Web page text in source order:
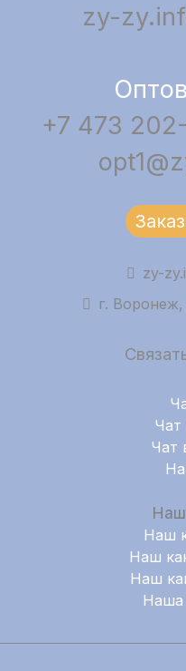
zy-
+7 473
zy-
г.
Чат
Чат
Наш
Наш
Наш
Наша